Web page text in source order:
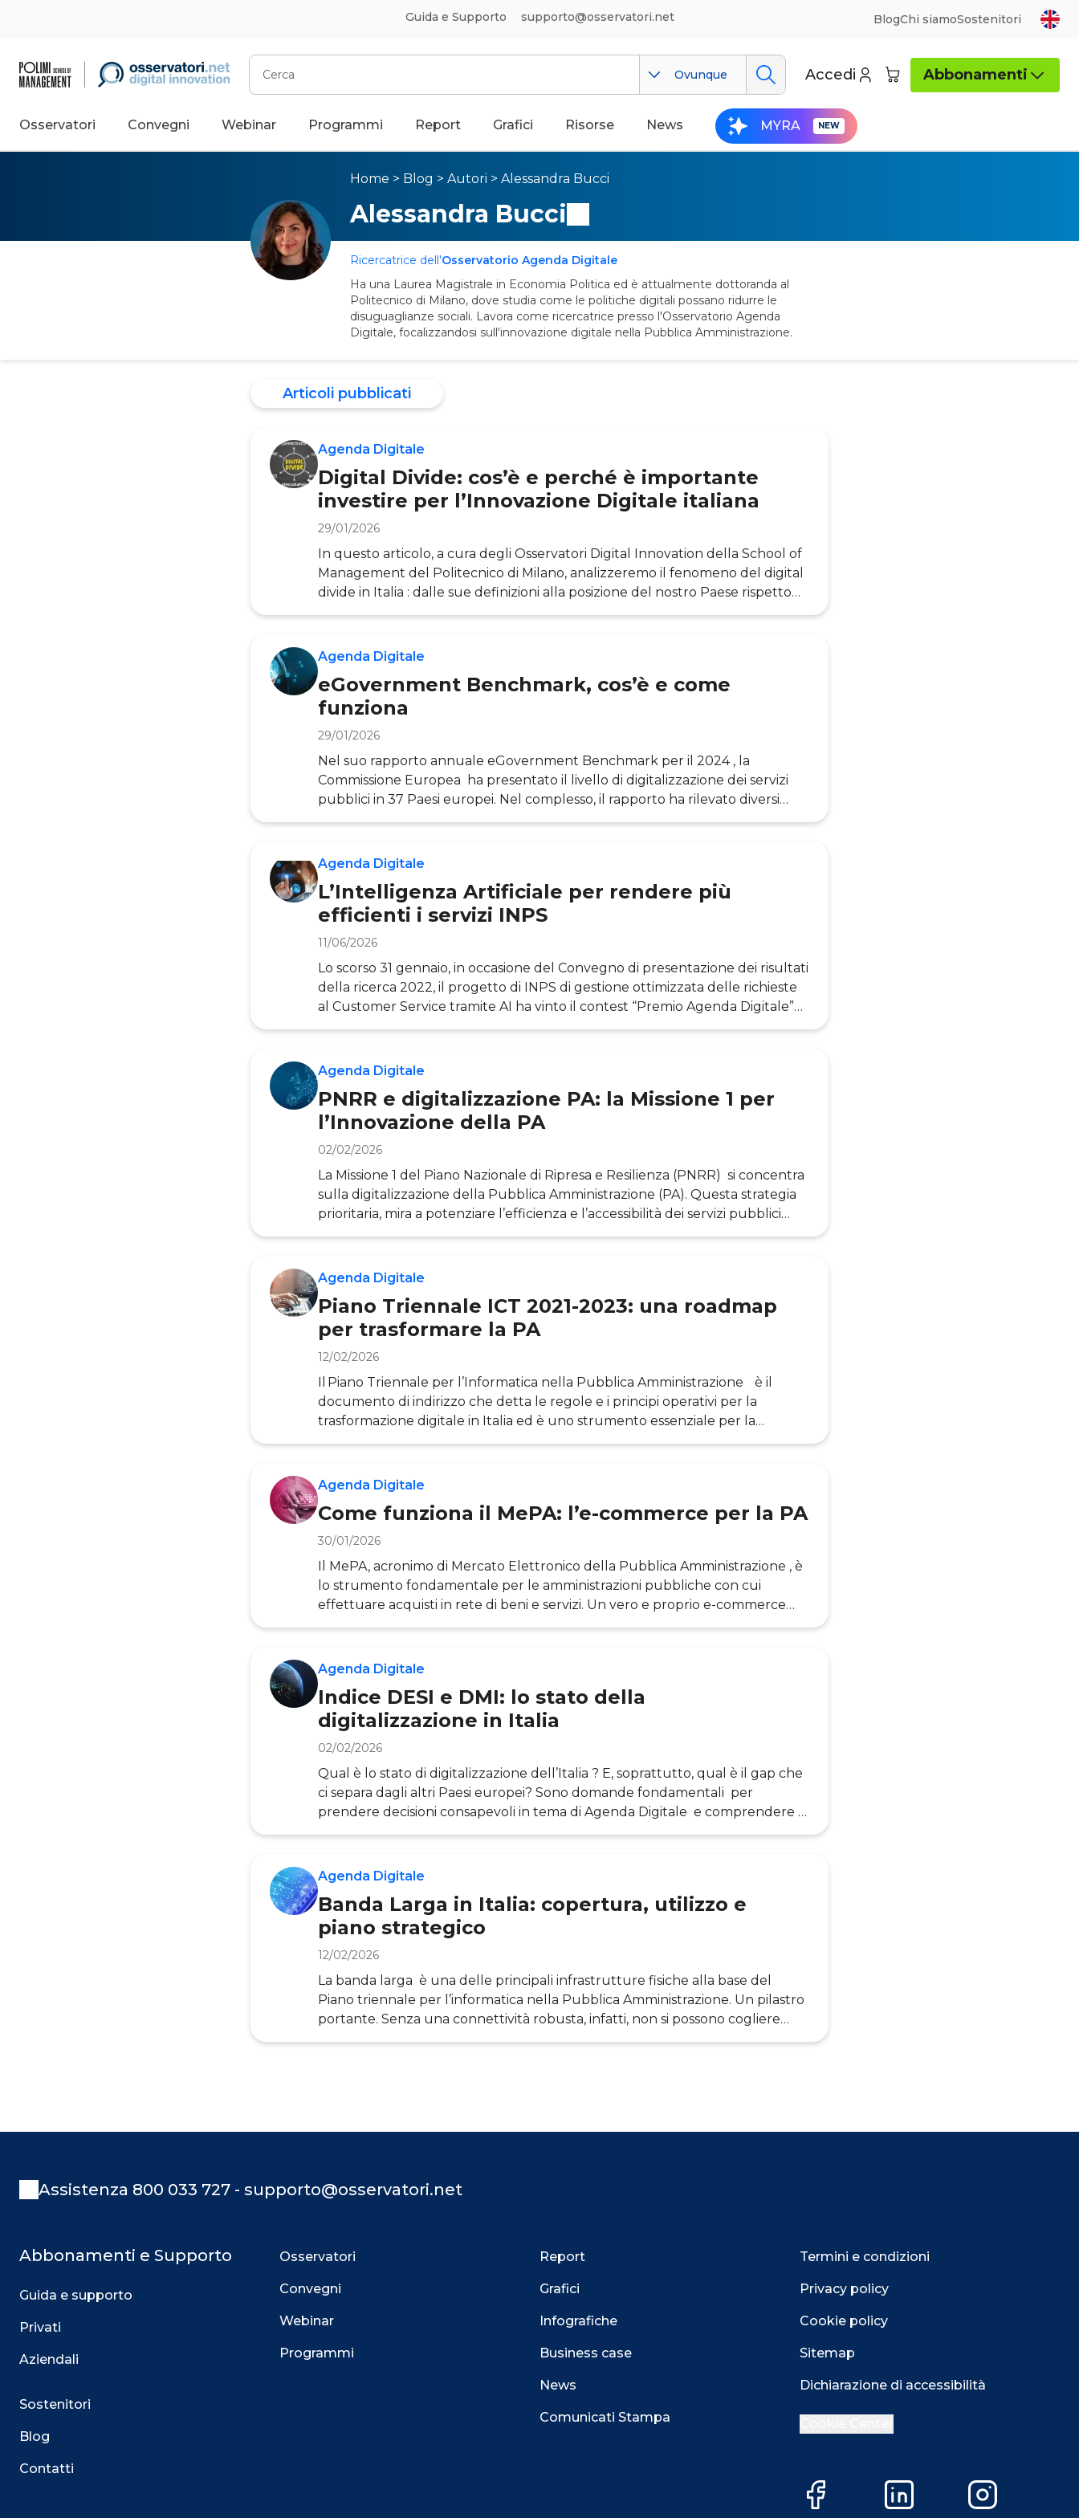
Guida e Supporto supporto@osservatori.net BlogChi siamoSostenitori
Cerca
Ovunque Accedi Abbonamenti
Osservatori Convegni Webinar Programmi Report Grafici Risorse News MYRA
Home > Blog > Autori > Alessandra Bucci
Alessandra Bucci
Ricercatrice dell'Osservatorio Agenda Digitale
Ha una Laurea Magistrale in Economia Politica ed è attualmente dottoranda al
Politecnico di Milano, dove studia come le politiche digitali possano ridurre le
disuguaglianze sociali. Lavora come ricercatrice presso l'Osservatorio Agenda
Digitale, focalizzandosi sull'innovazione digitale nella Pubblica Amministrazione.
Articoli pubblicati
Agenda Digitale
Digital Divide: cos’è e perché è importante
investire per l’Innovazione Digitale italiana
29/01/2026
In questo articolo, a cura degli Osservatori Digital Innovation della School of
Management del Politecnico di Milano, analizzeremo il fenomeno del digital
divide in Italia : dalle sue definizioni alla posizione del nostro Paese rispetto
agli altri Paesi europei, passando per i divari infrastrutturali e culturali che
che separa le PMI dalle grandi imprese nell’adozione delle tecnologie
Agenda Digitale
eGovernment Benchmark, cos’è e come
funziona
29/01/2026
Nel suo rapporto annuale eGovernment Benchmark per il 2024 , la
Commissione Europea ha presentato il livello di digitalizzazione dei servizi
pubblici in 37 Paesi europei. Nel complesso, il rapporto ha rilevato diversi
miglioramenti nei diversi Stati, che hanno portato a un complessivo aumento
istituzioni e tra i servizi per le imprese e quelli per i cittadini. L’Italia,
Agenda Digitale
L’Intelligenza Artificiale per rendere più
efficienti i servizi INPS
11/06/2026
Lo scorso 31 gennaio, in occasione del Convegno di presentazione dei risultati
della ricerca 2022, il progetto di INPS di gestione ottimizzata delle richieste
al Customer Service tramite AI ha vinto il contest “Premio Agenda Digitale”
all’interno della categoria “Attuazione dell’Agenda Digitale”. La soluzione
delle istanze degli utenti e per il forte carattere innovativo riconosciuto sia
Agenda Digitale
PNRR e digitalizzazione PA: la Missione 1 per
l’Innovazione della PA
02/02/2026
La Missione 1 del Piano Nazionale di Ripresa e Resilienza (PNRR) si concentra
sulla digitalizzazione della Pubblica Amministrazione (PA). Questa strategia
prioritaria, mira a potenziare l’efficienza e l’accessibilità dei servizi pubblici
attraverso l’adozione di soluzioni digitali innovative. All’interno di questo
fondamentale nella modernizzazione dell’Amministrazione Pubblica italiana
Agenda Digitale
Piano Triennale ICT 2021-2023: una roadmap
per trasformare la PA
12/02/2026
Il Piano Triennale per l’Informatica nella Pubblica Amministrazione è il
documento di indirizzo che detta le regole e i principi operativi per la
trasformazione digitale in Italia ed è uno strumento essenziale per la
promozione della transizione digitale. In particolare, il Piano contiene: Esso
parte il PNRR e altri programmi e piani a livello europeo, che descrivono la
Agenda Digitale
Come funziona il MePA: l’e-commerce per la PA
30/01/2026
Il MePA, acronimo di Mercato Elettronico della Pubblica Amministrazione , è
lo strumento fondamentale per le amministrazioni pubbliche con cui
effettuare acquisti in rete di beni e servizi. Un vero e proprio e-commerce
B2g su misura delle PA, gestito da Consip (Concessionaria Servizi Informativi
ottimizzare i processi di procurement pubblico in Italia. In questo articolo
Agenda Digitale
Indice DESI e DMI: lo stato della
digitalizzazione in Italia
02/02/2026
Qual è lo stato di digitalizzazione dell’Italia ? E, soprattutto, qual è il gap che
ci separa dagli altri Paesi europei? Sono domande fondamentali per
prendere decisioni consapevoli in tema di Agenda Digitale e comprendere a
pieno l’effettiva attuazione dei piani strategici di digitalizzazione nazionale.
stabile, completo e condiviso a livello internazionale. Il Digital Economy and
Agenda Digitale
Banda Larga in Italia: copertura, utilizzo e
piano strategico
12/02/2026
La banda larga è una delle principali infrastrutture fisiche alla base del
Piano triennale per l’informatica nella Pubblica Amministrazione. Un pilastro
portante. Senza una connettività robusta, infatti, non si possono cogliere
completamente i benefici associati allo sviluppo delle altre infrastrutture
Assistenza 800 033 727 - supporto@osservatori.net
Abbonamenti e Supporto
Guida e supporto
Privati
Aziendali
Sostenitori
Blog
Contatti
Osservatori
Convegni
Webinar
Programmi
Report
Grafici
Infografiche
Business case
News
Comunicati Stampa
Termini e condizioni
Privacy policy
Cookie policy
Sitemap
Dichiarazione di accessibilità
Facebook LinkedIn Instagram